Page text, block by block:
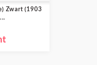
Zwart (1903